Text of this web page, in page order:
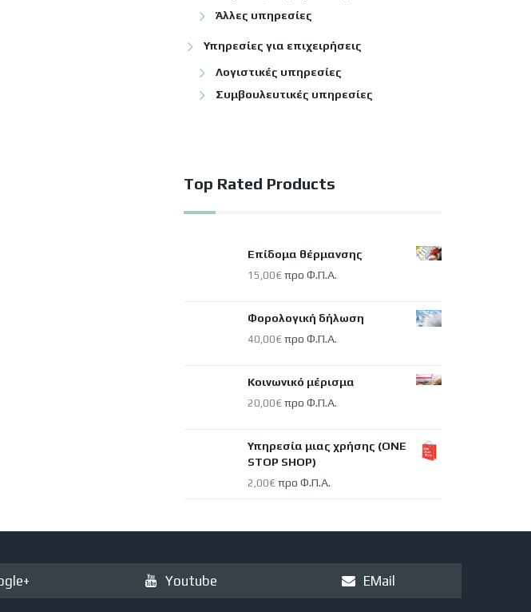
Άλλες υπηρεσίες
Υπηρεσίες για επιχειρήσεις
Λογιστικές υπηρεσίες
Συμβουλευτικές υπηρεσίες
Top Rated Products
Επίδομα θέρμανσης
15,00€ προ Φ.Π.Α.
Φορολογική δήλωση
40,00€ προ Φ.Π.Α.
Κοινωνικό μέρισμα
20,00€ προ Φ.Π.Α.
Υπηρεσία μιας χρήσης (ONE
STOP SHOP)
2,00€ προ Φ.Π.Α.
Youtube EMail